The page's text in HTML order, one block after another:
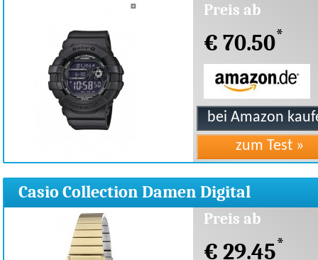
Preis ab
€ 70.50*
Casio Collection Damen Digital
LA670WEGA-9EF
Preis ab
€ 29.45*